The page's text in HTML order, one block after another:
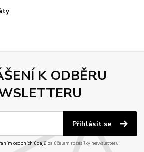
K ODBĚRU
Přihlásit se
osobních údajůza účelem rozesílky newsletteru.